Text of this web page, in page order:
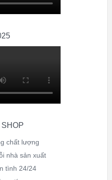
chất lượng
nhà sản xuất
tình 24/24